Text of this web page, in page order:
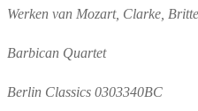
Werken van Mozart, Clarke,
Barbican Quartet
Berlin Classics 0303340BC